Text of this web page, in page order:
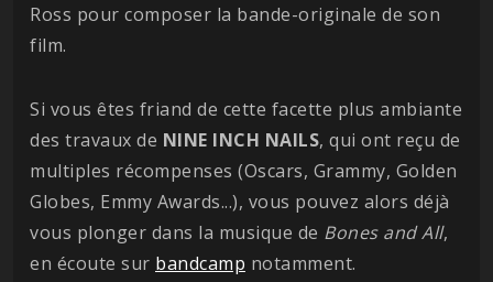
Ross pour composer la bande-originale de son
film.
Si vous êtes friand de cette facette plus ambiante
des travaux de NINE INCH NAILS, qui ont reçu de
multiples récompenses (Oscars, Grammy, Golden
Globes, Emmy Awards...), vous pouvez alors déjà
vous plonger dans la musique de Bones and All,
en écoute sur bandcamp notamment.